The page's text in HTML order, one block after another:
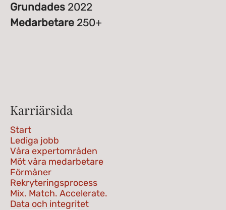
Grundades 2022
Medarbetare 250+
Karriärsida
Start
Lediga jobb
Våra expertområden
Möt våra medarbetare
Förmåner
Rekryteringsprocess
Mix. Match. Accelerate.
Data och integritet